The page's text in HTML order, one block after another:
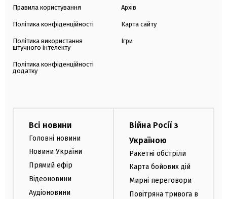
Правила користування
Політика конфіденційності
Політика використання
штучного інтелекту
Політика конфіденційності
додатку
Архів
Карта сайту
Ігри
Всі новини
Головні новини
Новини України
Прямий ефір
Відеоновини
Аудіоновини
Війна Росії з
Україною
Ракетні обстріли
Карта бойових дій
Мирні переговори
Повітряна тривога в